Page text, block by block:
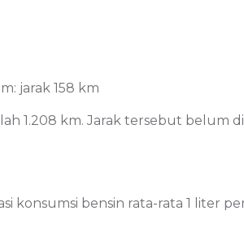
jarak 158 km
1.208 km. Jarak tersebut belum
bensin rata-rata 1 liter